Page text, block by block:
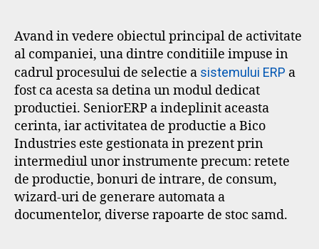
Avand in vedere obiectul principal de activitate
al companiei, una dintre conditiile impuse in
cadrul procesului de selectie a sistemului ERP a
fost ca acesta sa detina un modul dedicat
productiei. SeniorERP a indeplinit aceasta
cerinta, iar activitatea de productie a Bico
Industries este gestionata in prezent prin
intermediul unor instrumente precum: retete
de productie, bonuri de intrare, de consum,
wizard-uri de generare automata a
documentelor, diverse rapoarte de stoc samd.